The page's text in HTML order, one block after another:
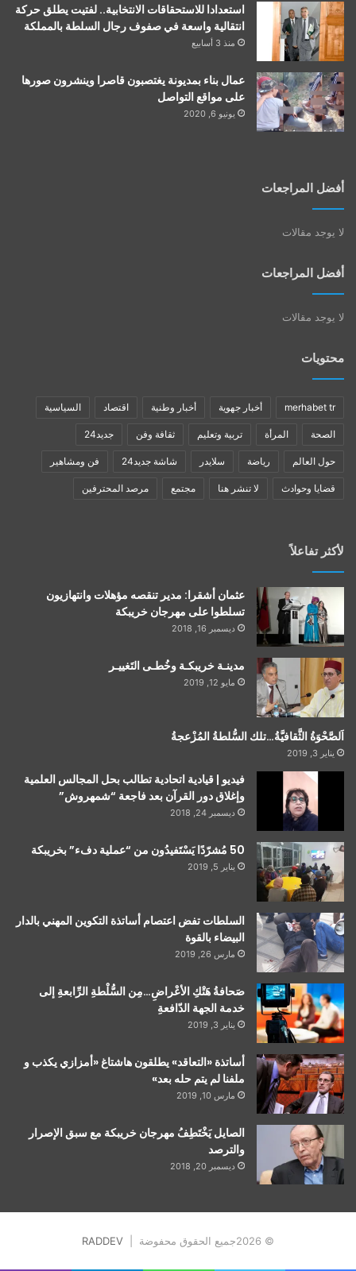
استعدادا للاستحقاقات الانتخابية.. لفتيت يطلق حركة
انتقالية واسعة في صفوف رجال السلطة بالمملكة
منذ 3 أسابيع
عمال بناء بمديونة يغتصبون قاصرا وينشرون صورها
على مواقع التواصل
يونيو 6, 2020
أفضل المراجعات
لا يوجد مقالات
أفضل المراجعات
لا يوجد مقالات
محتويات
merhabet tr أخبار جهوية أخبار وطنية اقتصاد السياسية
الصحة المرأة تربية وتعليم ثقافة وفن جديد24
حول العالم رياضة سلايدر شاشة جديد24 فن ومشاهير
قضايا وحوادث لا تنشر هنا مجتمع مرصد المحترفين
لأكثر تفاعلاً
عثمان أشقرا: مدير تنقصه مؤهلات وانتهازيون
تسلطوا على مهرجان خريبكة
ديسمبر 16, 2018
مدينـة خريبكـة وخُطـى التَغييـر
مايو 12, 2019
اَلصَّحْوَةُ الثَّقافيَّةُ…تلك السُّلطةُ المُزْعجةُ
يناير 3, 2019
فيديو | قيادية اتحادية تطالب بحل المجالس العلمية
وإغلاق دور القرآن بعد فاجعة “شمهروش”
ديسمبر 24, 2018
50 مُشرّدًا يَسْتَفيدُون من “عملية دفء” بخريبكة
يناير 5, 2019
السلطات تفض اعتصام أساتذة التكوين المهني بالدار
البيضاء بالقوة
مارس 26, 2019
صَحافةُ هَتْكِ الأعْراضِ…مِن السُّلْطةِ الرِّابعةِ إلى
خدمة الجهة الدّافعةِ
يناير 3, 2019
أساتذة «التعاقد» يطلقون هاشتاغ «أمزازي يكذب و
ملفنا لم يتم حله بعد»
مارس 10, 2019
الصايل يَخْتَطِفُ مهرجان خريبكة مع سبق الإصرار
والترصد
ديسمبر 20, 2018
© 2026جميع الحقوق محفوضة | RADDEV